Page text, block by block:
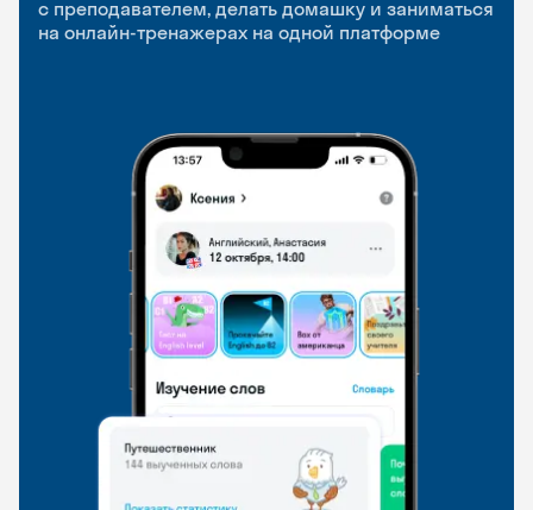
с преподавателем, делать домашку и заниматься
на онлайн-тренажерах на одной платформе
чтобы заниматься и изучать новые слова где
и когда удобно
Групповые занятия для разговорной практики
и индивидуальные встречи с преподавателями